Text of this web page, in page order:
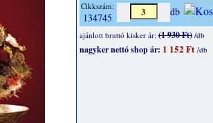
Cikkszám:
134745 db
ajánlott bruttó kisker ár:(1 930 Ft)/db
nagyker nettó shop ár: 1 152 Ft /db